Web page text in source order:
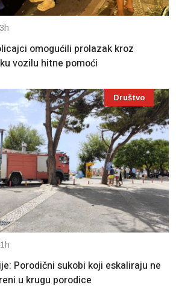
omogućili prolazak kroz
vozilu hitne pomoći
Društvo
Porodični sukobi koji eskaliraju ne
u krugu porodice